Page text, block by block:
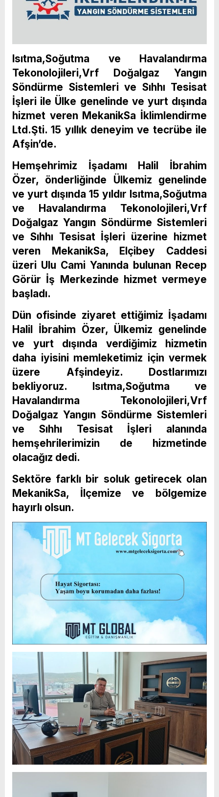
Isıtma,Soğutma ve Havalandırma
Tekonolojileri,Vrf Doğalgaz Yangın
Söndürme Sistemleri ve Sıhhı Tesisat
İşleri ile Ülke genelinde ve yurt dışında
hizmet veren MekanikSa İklimlendirme
Ltd.Şti. 15 yıllık deneyim ve tecrübe ile
Afşin’de.
Hemşehrimiz İşadamı Halil İbrahim
Özer, önderliğinde Ülkemiz genelinde
ve yurt dışında 15 yıldır Isıtma,Soğutma
ve Havalandırma Tekonolojileri,Vrf
Doğalgaz Yangın Söndürme Sistemleri
ve Sıhhı Tesisat İşleri üzerine hizmet
veren MekanikSa, Elçibey Caddesi
üzeri Ulu Cami Yanında bulunan Recep
Görür İş Merkezinde hizmet vermeye
başladı.
Dün ofisinde ziyaret ettiğimiz İşadamı
Halil İbrahim Özer, Ülkemiz genelinde
ve yurt dışında verdiğimiz hizmetin
daha iyisini memleketimiz için vermek
üzere Afşindeyiz. Dostlarımızı
bekliyoruz. Isıtma,Soğutma ve
Havalandırma Tekonolojileri,Vrf
Doğalgaz Yangın Söndürme Sistemleri
ve Sıhhı Tesisat İşleri alanında
hemşehrilerimizin de hizmetinde
olacağız dedi.
Sektöre farklı bir soluk getirecek olan
MekanikSa, İlçemize ve bölgemize
hayırlı olsun.